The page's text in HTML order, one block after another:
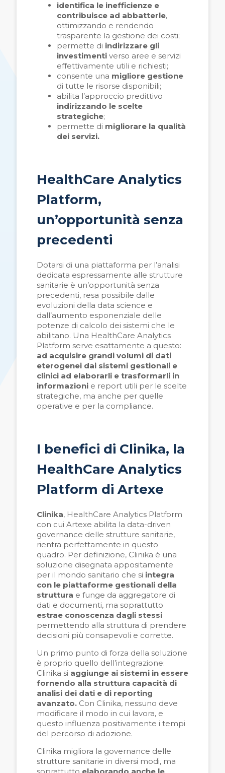
identifica le inefficienze e
contribuisce ad abbatterle,
ottimizzando e rendendo
trasparente la gestione dei costi;
permette di indirizzare gli
investimenti verso aree e servizi
effettivamente utili e richiesti;
consente una migliore gestione
di tutte le risorse disponibili;
abilita l’approccio predittivo
indirizzando le scelte
strategiche;
permette di migliorare la qualità
dei servizi.
HealthCare Analytics
Platform,
un’opportunità senza
precedenti
Dotarsi di una piattaforma per l’analisi
dedicata espressamente alle strutture
sanitarie è un’opportunità senza
precedenti, resa possibile dalle
evoluzioni della data science e
dall’aumento esponenziale delle
potenze di calcolo dei sistemi che le
abilitano. Una HealthCare Analytics
Platform serve esattamente a questo:
ad acquisire grandi volumi di dati
eterogenei dai sistemi gestionali e
clinici ad elaborarli e trasformarli in
informazioni e report utili per le scelte
strategiche, ma anche per quelle
operative e per la compliance.
I benefici di Clinika, la
HealthCare Analytics
Platform di Artexe
Clinika, HealthCare Analytics Platform
con cui Artexe abilita la data-driven
governance delle strutture sanitarie,
rientra perfettamente in questo
quadro. Per definizione, Clinika è una
soluzione disegnata appositamente
per il mondo sanitario che si integra
con le piattaforme gestionali della
struttura e funge da aggregatore di
dati e documenti, ma soprattutto
estrae conoscenza dagli stessi
permettendo alla struttura di prendere
decisioni più consapevoli e corrette.
Un primo punto di forza della soluzione
è proprio quello dell’integrazione:
Clinika si aggiunge ai sistemi in essere
fornendo alla struttura capacità di
analisi dei dati e di reporting
avanzato. Con Clinika, nessuno deve
modificare il modo in cui lavora, e
questo influenza positivamente i tempi
del percorso di adozione.
Clinika migliora la governance delle
strutture sanitarie in diversi modi, ma